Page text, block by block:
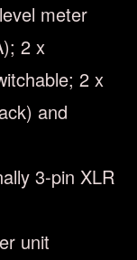
meter
2 x
2 x
and
3-pin XLR
unit